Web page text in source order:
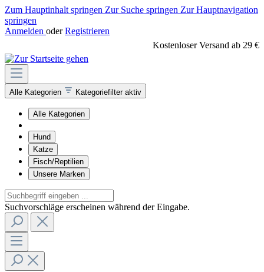
Zum Hauptinhalt springen Zur Suche springen Zur Hauptnavigation
springen
Anmelden oder Registrieren
Kostenloser Versand ab 29 €
Alle Kategorien Kategoriefilter aktiv
Alle Kategorien
Hund
Katze
Fisch/Reptilien
Unsere Marken
Suchvorschläge erscheinen während der Eingabe.